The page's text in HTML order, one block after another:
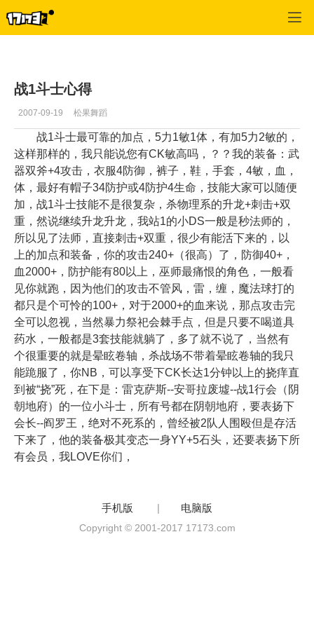
战1斗士心得
2007-09-19 松果舞蹈
战1斗士最可靠的加点，5力1敏1体，有加5力2敏的，
这样那样的，我只能说您有CK敏高吗，？？我的装备：武
器双斧+4攻击，衣服4防御，裤子，鞋，手套，4敏，血，
体，最好有帽子34防护或4防护4生命，技能大家可以随便
加，战1斗士技能不是很复杂，杀物理系的升龙+刺击+双
重，然说继续升龙升龙，我站1的小DS一般是秒法师的，
所以见了法师，直接刺击+双重，很少有能活下来的，以
上的加点和装备，你的攻击240+（很高）了，防御40+，
血2000+，防护能有80以上，巫师最痛恨的角色，一般看
见你就跑，因为他们的攻击不管风，雷，缠，魔法球打的
都只是个可怜的100+，对于2000+的血来说，那点攻击完
全可以忽视，当然暴力祭祀会棘手点，但是只要不喝道具
药水，一般都是3套技能就躺了，多了就不说了，当然有
个很重要的就是晕眩卷轴，杀战场不带着晕眩卷轴的我只
能跪服了，你NB，可以享受下CK长达1分钟以上的挠痒直
到被“挠”死，在下是：雷克萨斯--安哥拉废墟--战1行会（阴
朝地府）的一位小斗士，所有号都在阴朝地府，要表扬下
会长--阎罗王，绝对不死系的，曾经被2队人围殴但是存活
下来了，他的装备极其变态一身YY+5石头，还要表扬下所
有会员，我LOVE你们，
手机版 | 电脑版
Copyright © 2001-2017 17173.com